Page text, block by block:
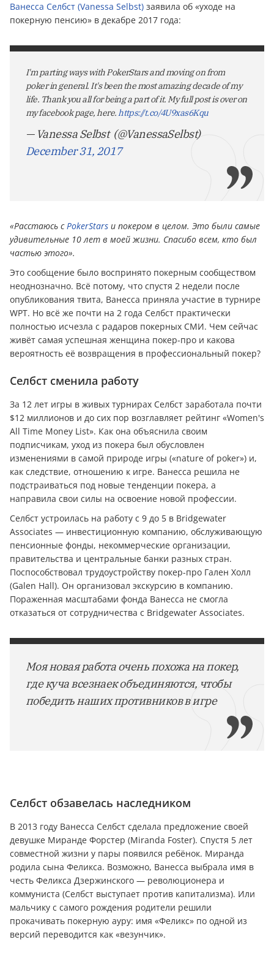
Ванесса Селбст (Vanessa Selbst) заявила об «уходе на
покерную пенсию» в декабре 2017 года:
I'm parting ways with PokerStars and moving on from
poker in general. It's been the most amazing decade of my
life. Thank you all for being a part of it. My full post is over on
my facebook page, here.https://t.co/4U9xas6Kqu
— Vanessa Selbst ️‍ (@VanessaSelbst)
December 31, 2017
«Расстаюсь сPokerStars и покером в целом. Это были самые
удивительные 10 лет в моей жизни. Спасибо всем, кто был
частью этого».
Это сообщение было воспринято покерным сообществом
неоднозначно. Всё потому, что спустя 2 недели после
опубликования твита, Ванесса приняла участие в турнире
WPT. Но всё же почти на 2 года Селбст практически
полностью исчезла с радаров покерных СМИ. Чем сейчас
живёт самая успешная женщина покер-про и какова
вероятность её возвращения в профессиональный покер?
Селбст сменила работу
За 12 лет игры в живых турнирах Селбст заработала почти
$12 миллионов и до сих пор возглавляет рейтинг «Women's
All Time Money List». Как она объяснила своим
подписчикам, уход из покера был обусловлен
изменениями в самой природе игры («nature of poker») и,
как следствие, отношению к игре. Ванесса решила не
подстраиваться под новые тенденции покера, а
направила свои силы на освоение новой профессии.
Селбст устроилась на работу с 9 до 5 в Bridgewater
Associates — инвестиционную компанию, обслуживающую
пенсионные фонды, некоммерческие организации,
правительства и центральные банки разных стран.
Поспособствовал трудоустройству покер-про Гален Холл
(Galen Hall). Он организовал экскурсию в компанию.
Пораженная масштабами фонда Ванесса не смогла
отказаться от сотрудничества с Bridgewater Associates.
Моя новая работа очень похожа на покер,
где куча всезнаек объединяются, чтобы
победить наших противников в игре
Селбст обзавелась наследником
В 2013 году Ванесса Селбст сделала предложение своей
девушке Миранде Форстер (Miranda Foster). Спустя 5 лет
совместной жизни у пары появился ребёнок. Миранда
родила сына Феликса. Возможно, Ванесса выбрала имя в
честь Феликса Дзержинского — революционера и
коммуниста (Селбст выступает против капитализма). Или
мальчику с самого рождения родители решили
прокачивать покерную ауру: имя «Феликс» по одной из
версий пepевoдится как «везунчик».